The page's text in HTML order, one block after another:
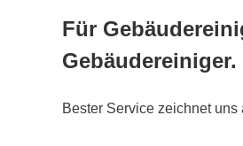
Für
Gebäudereiniger.
Bester Service zeichnet